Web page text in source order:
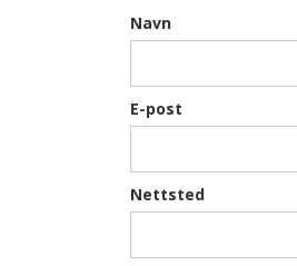
Navn
E-post
Nettsted